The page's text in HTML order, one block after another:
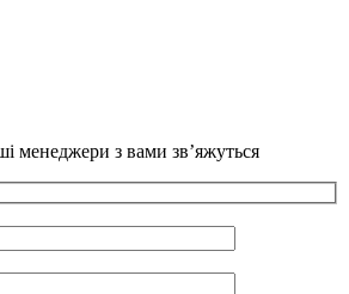
менеджери з вами зв’яжуться